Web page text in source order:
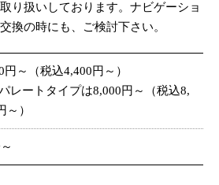
り扱いしております。ナビゲーショ
換の時にも、ご検討下さい。
円～（税込4,400円～）
レートタイプは8,000円～（税込8,
～）